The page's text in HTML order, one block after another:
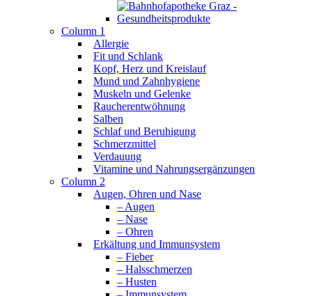
Column 1
Allergie
Fit und Schlank
Kopf, Herz und Kreislauf
Mund und Zahnhygiene
Muskeln und Gelenke
Raucherentwöhnung
Salben
Schlaf und Beruhigung
Schmerzmittel
Verdauung
Vitamine und Nahrungsergänzungen
Column 2
Augen, Ohren und Nase
– Augen
– Nase
– Ohren
Erkältung und Immunsystem
– Fieber
– Halsschmerzen
– Husten